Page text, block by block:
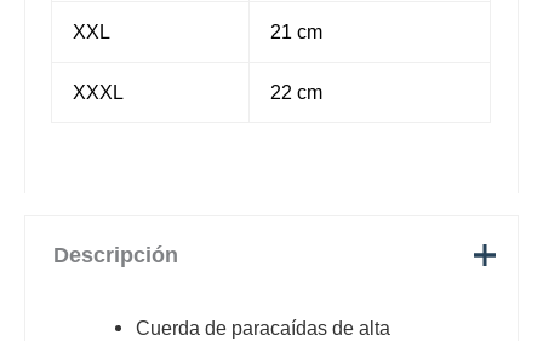
XXL 21 cm
XXXL 22 cm
Descripción
Cuerda de paracaídas de alta